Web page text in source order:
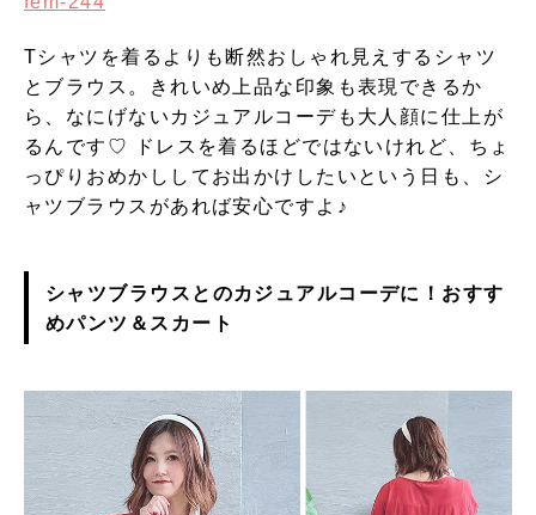
Tシャツを着るよりも断然おしゃれ見えするシャツ
とブラウス。きれいめ上品な印象も表現できるか
ら、なにげないカジュアルコーデも大人顔に仕上が
るんです♡ ドレスを着るほどではないけれど、ちょ
っぴりおめかししてお出かけしたいという日も、シ
ャツブラウスがあれば安心ですよ♪
シャツブラウスとのカジュアルコーデに！おすす
めパンツ＆スカート